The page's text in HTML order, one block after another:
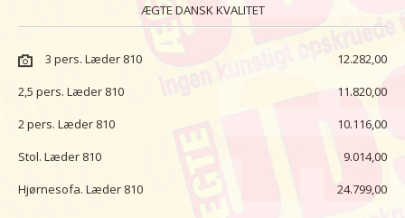
ÆGTE DANSK KVALITET
3 pers. Læder 810
12.282,00
2,5 pers. Læder 810
11.820,00
2 pers. Læder 810
10.116,00
Stol. Læder 810
9.014,00
Hjørnesofa. Læder 810
24.799,00